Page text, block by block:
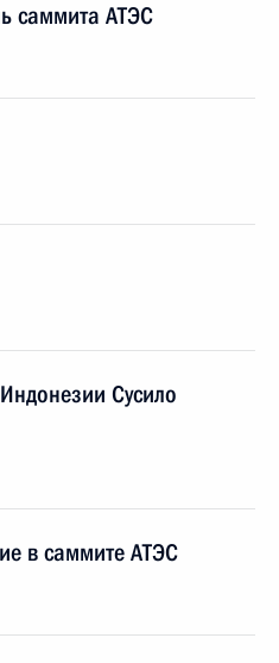
саммита АТЭС
Сусило
в саммите АТЭС